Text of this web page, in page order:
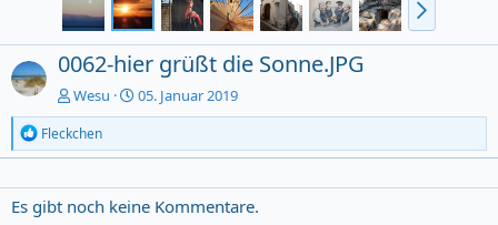
0062-hier grüßt die Sonne.JPG
Wesu 05. Januar 2019
R
e
c
t
i
Fleckchen
Es gibt noch keine Kommentare.